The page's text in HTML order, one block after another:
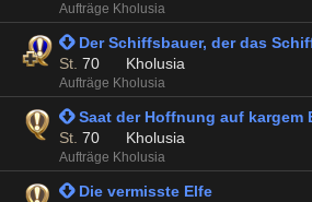
Aufträge Kholusia
 Der Schiffsbauer, der das
St. 70 Kholusia
Aufträge Kholusia
 Saat der Hoffnung auf kargem
St. 70 Kholusia
Aufträge Kholusia
 Die vermisste Elfe